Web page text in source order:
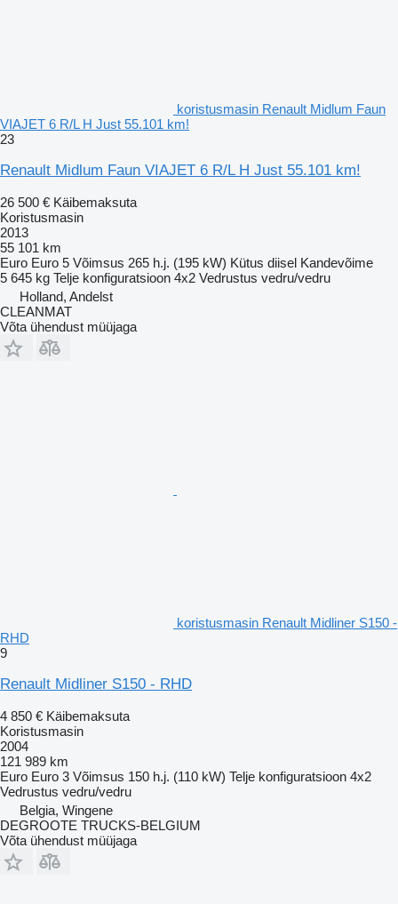
koristusmasin Renault Midlum Faun
VIAJET 6 R/L H Just 55.101 km!
23
Renault Midlum Faun VIAJET 6 R/L H Just 55.101 km!
26 500 € Käibemaksuta
Koristusmasin
2013
55 101 km
Euro Euro 5 Võimsus 265 h.j. (195 kW) Kütus diisel Kandevõime
5 645 kg Telje konfiguratsioon 4x2 Vedrustus vedru/vedru
Holland, Andelst
CLEANMAT
Võta ühendust müüjaga
koristusmasin Renault Midliner S150 -
RHD
9
Renault Midliner S150 - RHD
4 850 € Käibemaksuta
Koristusmasin
2004
121 989 km
Euro Euro 3 Võimsus 150 h.j. (110 kW) Telje konfiguratsioon 4x2
Vedrustus vedru/vedru
Belgia, Wingene
DEGROOTE TRUCKS-BELGIUM
Võta ühendust müüjaga